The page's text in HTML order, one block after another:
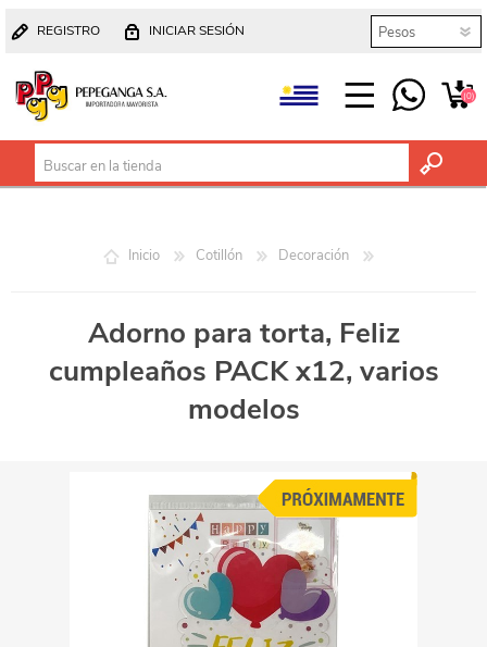
REGISTRO INICIAR SESIÓN
(0)
Inicio Cotillón Decoración
Adorno para torta, Feliz
cumpleaños PACK x12, varios
modelos